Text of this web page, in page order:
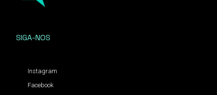
SIGA-NOS
Instagram
Facebook